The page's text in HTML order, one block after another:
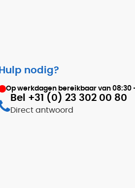
Hulp nodig?
Op werkdagen bereikbaar van 08:30
Bel +31 (0) 23 302 00 80
Direct antwoord